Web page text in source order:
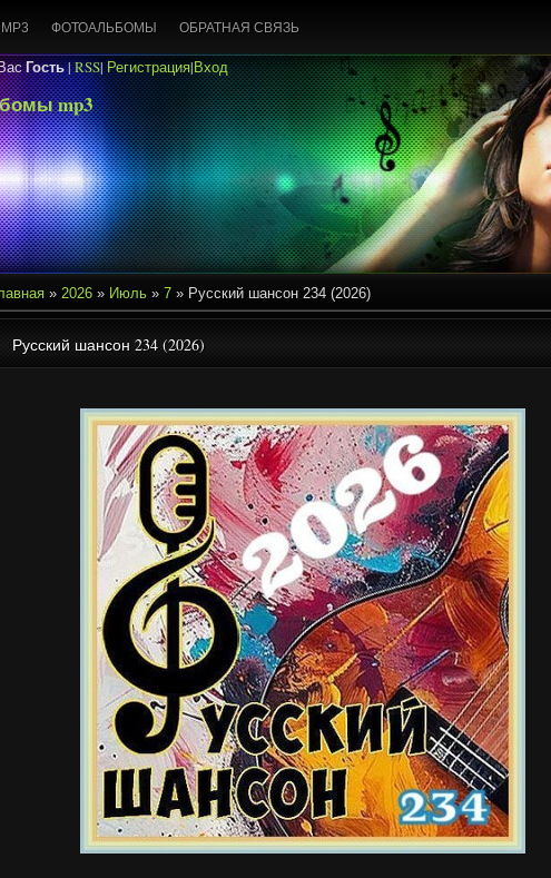
ФОТОАЛЬБОМЫ ОБРАТНАЯ СВЯЗЬ
Гость|RSS|Регистрация|Вход
mp3
» 2026 » Июль » 7 » Русский шансон 234 (2026)
Русский шансон 234 (2026)